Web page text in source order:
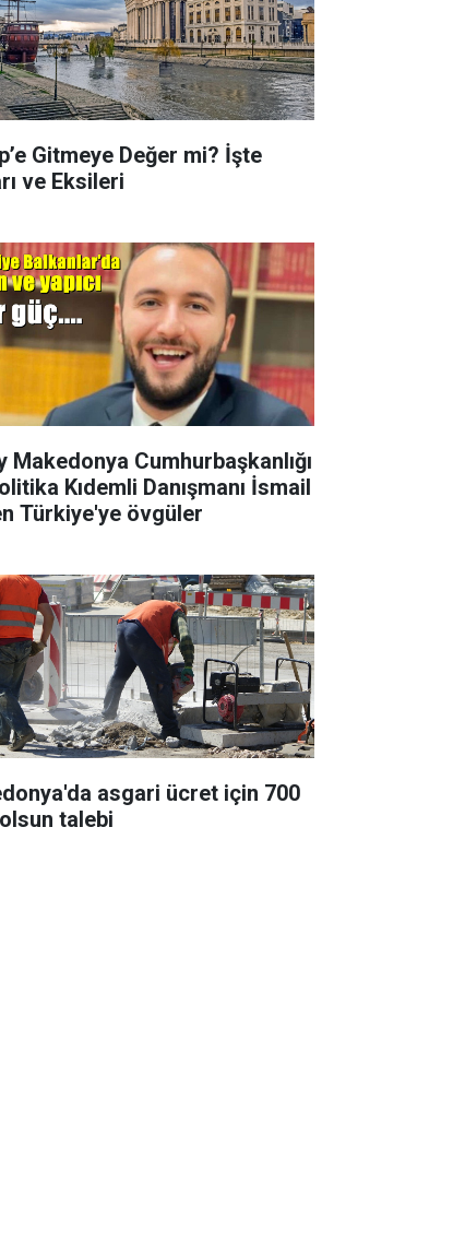
Gitmeye Değer mi? İşte
ve Eksileri
Makedonya Cumhurbaşkanlığı
Kıdemli Danışmanı İsmail
Türkiye'ye övgüler
asgari ücret için 700
talebi